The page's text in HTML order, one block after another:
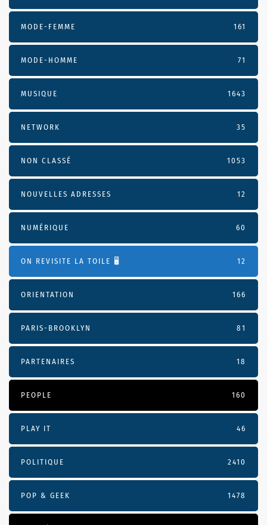
MODE-FEMME 161
MODE-HOMME 71
MUSIQUE 1643
NETWORK 35
NON CLASSÉ 1053
NOUVELLES ADRESSES 12
NUMÉRIQUE 60
ON REVISITE LA TOILE 🖥️ 12
ORIENTATION 166
PARIS-BROOKLYN 81
PARTENAIRES 18
PEOPLE 160
PLAY IT 46
POLITIQUE 2410
POP & GEEK 1478